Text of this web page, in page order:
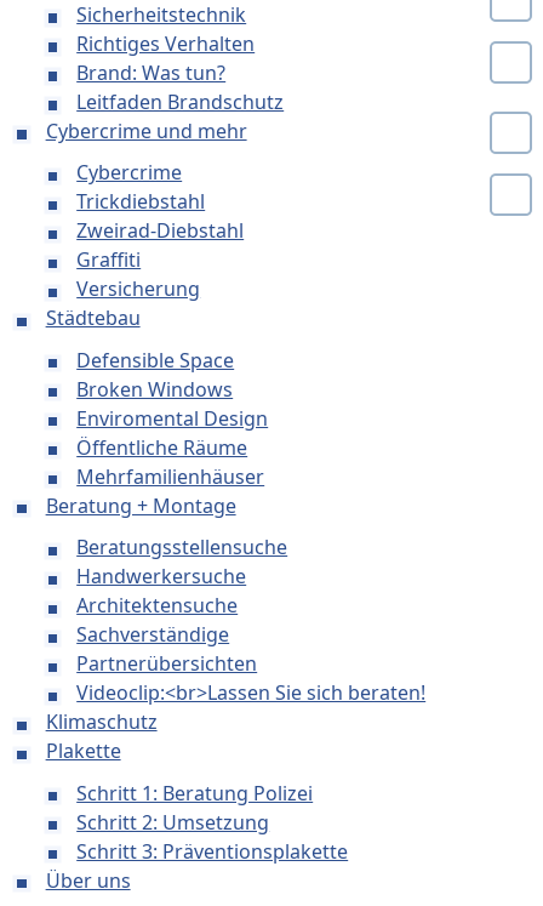
Sicherheitstechnik
Richtiges Verhalten
Brand: Was tun?
Leitfaden Brandschutz
Cybercrime und mehr
Cybercrime
Trickdiebstahl
Zweirad-Diebstahl
Graffiti
Versicherung
Städtebau
Defensible Space
Broken Windows
Enviromental Design
Öffentliche Räume
Mehrfamilienhäuser
Beratung + Montage
Beratungsstellensuche
Handwerkersuche
Architektensuche
Sachverständige
Partnerübersichten
Videoclip:<br>Lassen Sie sich beraten!
Klimaschutz
Plakette
Schritt 1: Beratung Polizei
Schritt 2: Umsetzung
Schritt 3: Präventionsplakette
Über uns